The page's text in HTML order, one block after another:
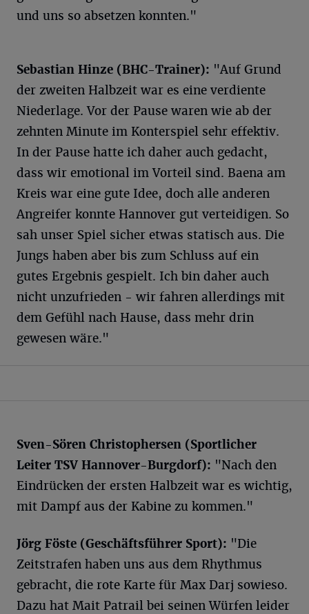
und uns so absetzen konnten."
Sebastian Hinze (BHC-Trainer): "Auf Grund
der zweiten Halbzeit war es eine verdiente
Niederlage. Vor der Pause waren wie ab der
zehnten Minute im Konterspiel sehr effektiv.
In der Pause hatte ich daher auch gedacht,
dass wir emotional im Vorteil sind. Baena am
Kreis war eine gute Idee, doch alle anderen
Angreifer konnte Hannover gut verteidigen. So
sah unser Spiel sicher etwas statisch aus. Die
Jungs haben aber bis zum Schluss auf ein
gutes Ergebnis gespielt. Ich bin daher auch
nicht unzufrieden - wir fahren allerdings mit
dem Gefühl nach Hause, dass mehr drin
gewesen wäre."
Sven-Sören Christophersen (Sportlicher
Leiter TSV Hannover-Burgdorf): "Nach den
Eindrücken der ersten Halbzeit war es wichtig,
mit Dampf aus der Kabine zu kommen."
Jörg Föste (Geschäftsführer Sport): "Die
Zeitstrafen haben uns aus dem Rhythmus
gebracht, die rote Karte für Max Darj sowieso.
Dazu hat Mait Patrail bei seinen Würfen leider